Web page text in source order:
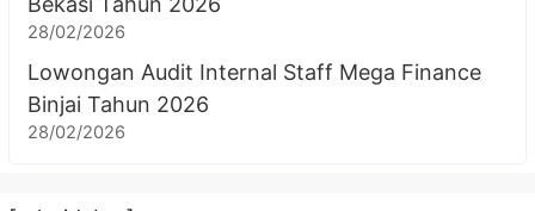
28/02/2026
Lowongan Audit Internal Staff Mega Finance
Binjai Tahun 2026
28/02/2026